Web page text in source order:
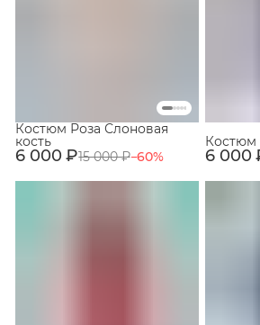
6 000 ₽15 000 ₽−60%
Костюм Роза Слоновая
кость
6 000
Костюм